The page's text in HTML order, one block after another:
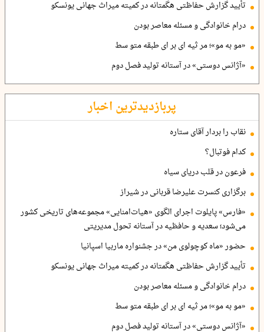
تأیید گزارش حفاظتی هگمتانه در کمیته میراث جهانی یونسکو
درام خانوادگی و مسئله معاصر بودن
«مو به مو»؛ مر ثیه ای بر ای طبقه متو سط
«آژانس دوستی» در آستانه تولید فصل دوم
پربازدیدترین اخبار
نقاب را بردار آقای ستاره
کدام فوتبال؟
فرعون در قلب دریای سیاه
برگزاری کنسرت علیرضا قربانی در شیراز
«فارس» پایلوت اجرای الگوی «هیات‌امنایی» مجموعه‌های تاریخی کشور
می‌شود؛ سعدیه و حافظیه در آستانه تحول مدیریتی
حضور «ماه کوچولوی من» در جشنواره ماربیا اسپانیا
تأیید گزارش حفاظتی هگمتانه در کمیته میراث جهانی یونسکو
درام خانوادگی و مسئله معاصر بودن
«مو به مو»؛ مر ثیه ای بر ای طبقه متو سط
«آژانس دوستی» در آستانه تولید فصل دوم